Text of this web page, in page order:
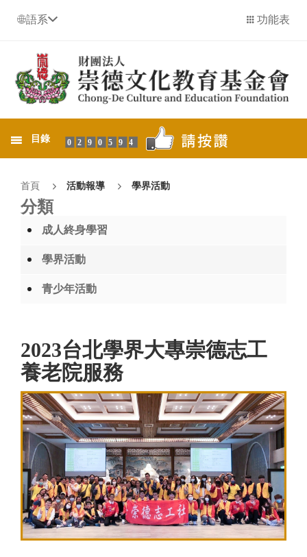
語系 功能表
目錄 0290594
首頁 活動報導 學界活動
分類
成人終身學習
學界活動
青少年活動
2023台北學界大專崇德志工
養老院服務